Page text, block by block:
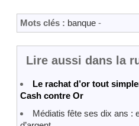
Mots clés : banque -
Lire aussi dans la
Le rachat d’or tout
Cash contre Or
Médiatis fête ses dix ans :